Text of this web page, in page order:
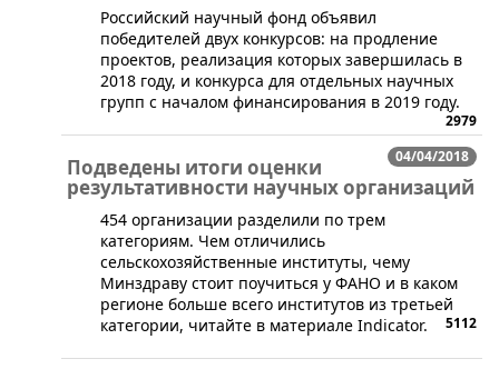
​Российский научный фонд объявил
победителей двух конкурсов: на продление
проектов, реализация которых завершилась в
2018 году, и конкурса для отдельных научных
групп с началом финансирования в 2019 году.
2979
04/04/2018
Подведены итоги оценки
результативности научных организаций
454 организации разделили по трем
категориям. Чем отличились
сельскохозяйственные институты, чему
Минздраву стоит поучиться у ФАНО и в каком
регионе больше всего институтов из третьей
категории, читайте в материале Indicator.
5112